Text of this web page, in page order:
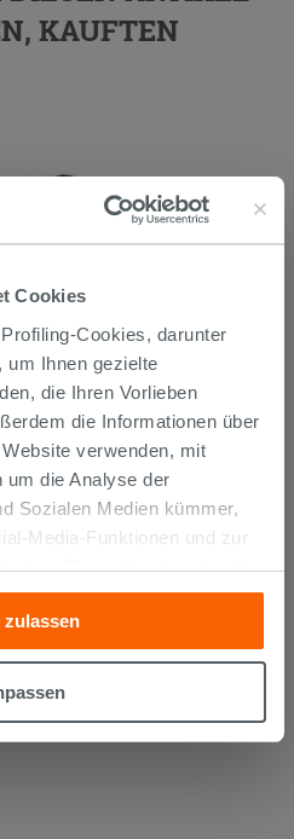
Cookies
Cookies, darunter
um Ihnen gezielte
die Ihren Vorlieben
die Informationen über
verwenden, mit
um die Analyse der
Sozialen Medien kümmer,
Media-Funktionen und zur
Diese könnten sie mit
Sie ihnen geliefert haben oder
ihrer Dienste
Falls Sie mehr wissen
zu allen oder einigen
auf die Schaltfläche
können Sie das Surfen erst
Cookies fortsetzen.
zulassen
KAUFTEN
Weiss 25 kg -
Limits
LEGEN